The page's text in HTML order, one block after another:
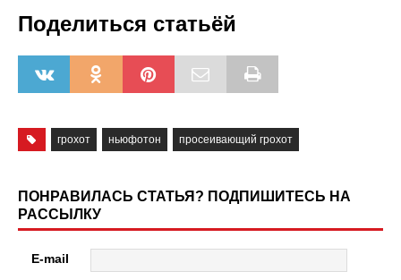
Поделиться статьёй
грохот ньюфотон просеивающий грохот
ПОНРАВИЛАСЬ СТАТЬЯ? ПОДПИШИТЕСЬ НА
РАССЫЛКУ
E-mail